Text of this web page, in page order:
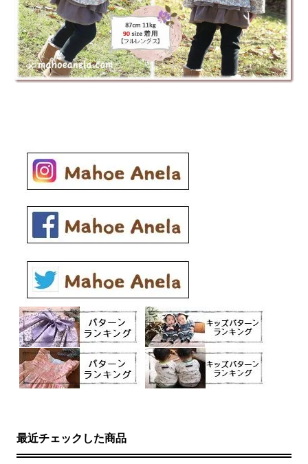
最近チェックした商品